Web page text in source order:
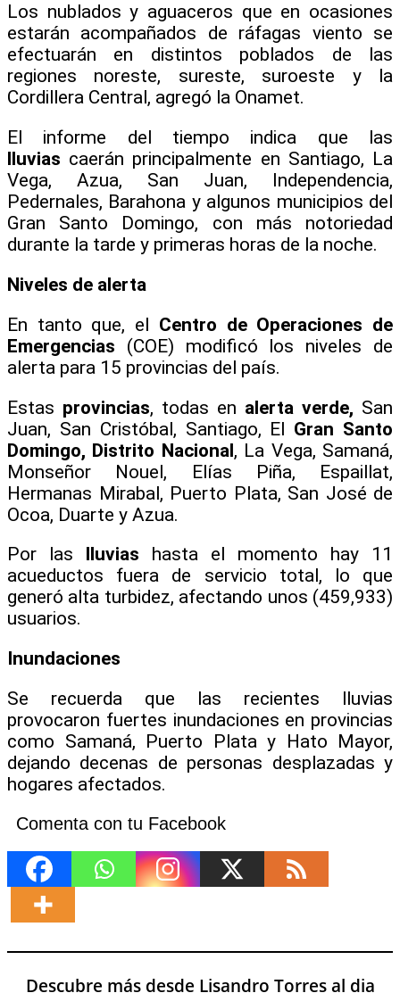
Los nublados y aguaceros que en ocasiones
estarán acompañados de ráfagas viento se
efectuarán en distintos poblados de las
regiones noreste, sureste, suroeste y la
Cordillera Central, agregó la Onamet.
El informe del tiempo indica que las
lluvias caerán principalmente en Santiago, La
Vega, Azua, San Juan, Independencia,
Pedernales, Barahona y algunos municipios del
Gran Santo Domingo, con más notoriedad
durante la tarde y primeras horas de la noche.
Niveles de alerta
En tanto que, el Centro de Operaciones de
Emergencias (COE) modificó los niveles de
alerta para 15 provincias del país.
Estas provincias, todas en alerta verde, San
Juan, San Cristóbal, Santiago, El Gran Santo
Domingo, Distrito Nacional, La Vega, Samaná,
Monseñor Nouel, Elías Piña, Espaillat,
Hermanas Mirabal, Puerto Plata, San José de
Ocoa, Duarte y Azua.
Por las
lluvias hasta el momento hay 11
acueductos fuera de servicio total, lo que
generó alta turbidez, afectando unos (459,933)
usuarios.
Inundaciones
Se recuerda que las recientes lluvias
provocaron fuertes inundaciones en provincias
como Samaná, Puerto Plata y Hato Mayor,
dejando decenas de personas desplazadas y
hogares afectados.
Comenta con tu Facebook
Descubre más desde Lisandro Torres al dia